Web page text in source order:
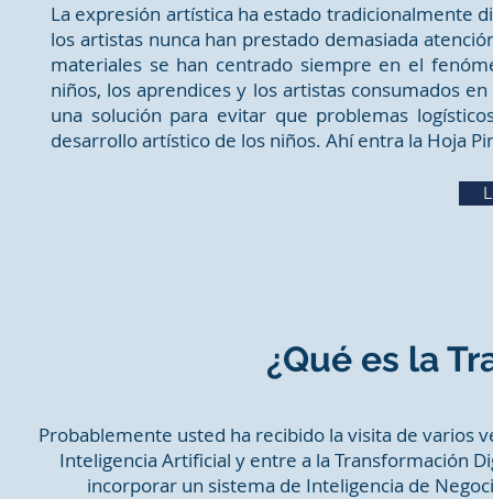
La expresión artística ha estado tradicionalmente
los artistas nunca han prestado demasiada
materiales se han centrado siempre en el
niños, los aprendices y los artistas consumados
una solución para evitar que problemas
desarrollo artístico de los niños. Ahí entra la Hoja
¿Qué es la
Probablemente usted ha recibido la visita de varios
Inteligencia Artificial y entre a la Transformación
incorporar un sistema de Inteligencia de